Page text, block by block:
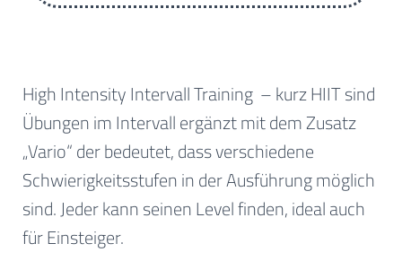
High Intensity Intervall Training – kurz HIIT sind
Übungen im Intervall ergänzt mit dem Zusatz
„Vario“ der bedeutet, dass verschiedene
Schwierigkeitsstufen in der Ausführung möglich
sind. Jeder kann seinen Level finden, ideal auch
für Einsteiger.